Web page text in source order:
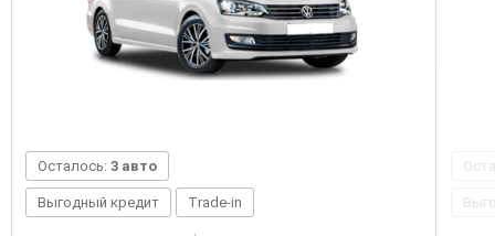
Осталось: 3 авто
Выгодный кредит Trade-in